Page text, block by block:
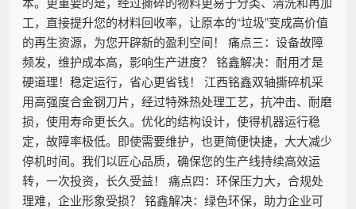
工，直接提升您的材料回收率，让原本的“垃圾”变成高价值
的再生资源，为您开辟新的盈利空间！ 痛点三：设备故障
频发，维护成本高，影响生产进度？ 铭鑫解决：耐用才是
硬道理！稳定运行，省心更省钱！ 江西铭鑫双轴撕碎机采
用高强度合金钢刀片，经过特殊热处理工艺，抗冲击、耐磨
损，使用寿命更长久。优化的结构设计，使得机器运行稳
定，故障率极低。即使需要维护，也更简便快捷，大大减少
停机时间。我们以匠心品质，确保您的生产线持续高效运
转，一次投资，长久受益！ 痛点四：环保压力大，合规处
理难，企业形象受损？ 铭鑫解决：绿色环保，助力企业可